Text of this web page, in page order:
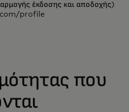
έκδοσης και αποδοχής)
profile
που